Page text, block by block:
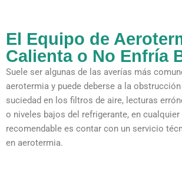
El Equipo de
Calienta o No Enfría
Suele ser algunas de las averías más
aerotermia y puede deberse a la
suciedad en los filtros de aire, lecturas
o niveles bajos del refrigerante, en
recomendable es contar con un servicio
en aerotermia.